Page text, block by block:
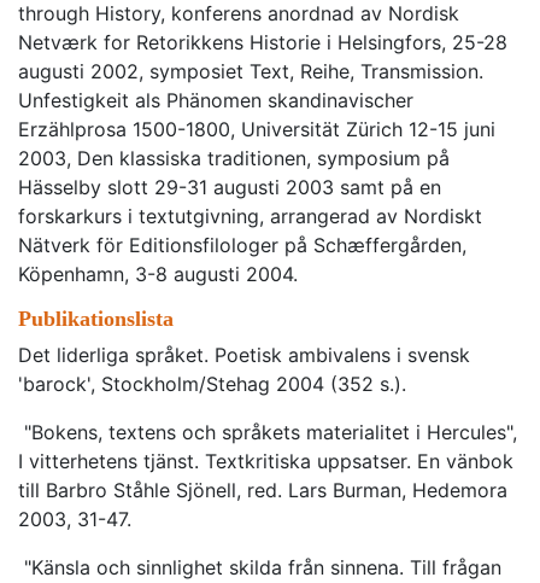
through History, konferens anordnad av Nordisk
Netværk for Retorikkens Historie i Helsingfors, 25-28
augusti 2002, symposiet Text, Reihe, Transmission.
Unfestigkeit als Phänomen skandinavischer
Erzählprosa 1500-1800, Universität Zürich 12-15 juni
2003, Den klassiska traditionen, symposium på
Hässelby slott 29-31 augusti 2003 samt på en
forskarkurs i textutgivning, arrangerad av Nordiskt
Nätverk för Editionsfilologer på Schæffergården,
Köpenhamn, 3-8 augusti 2004.
Publikationslista
Det liderliga språket. Poetisk ambivalens i svensk
'barock', Stockholm/Stehag 2004 (352 s.).
"Bokens, textens och språkets materialitet i Hercules",
I vitterhetens tjänst. Textkritiska uppsatser. En vänbok
till Barbro Ståhle Sjönell, red. Lars Burman, Hedemora
2003, 31-47.
"Känsla och sinnlighet skilda från sinnena. Till frågan